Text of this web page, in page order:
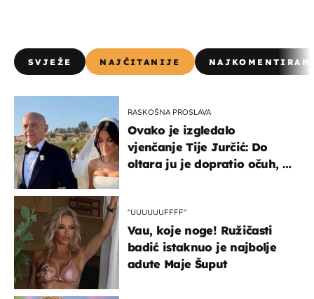
SVJEŽE NAJČITANIJE
RASKOŠNA PROSLAVA
Ovako je izgledalo
vjenčanje Tije Jurčić: Do
oltara ju je dopratio očuh, a
"UUUUUUFFFF"
Vau, koje noge! Ružičasti
badić istaknuo je najbolje
adute Maje Šuput